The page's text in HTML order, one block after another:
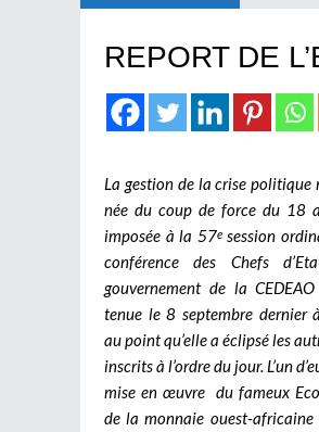
REPORT DE
La gestion de la crise politique
née du coup de force du 18
imposée à la 57esession
conférence des Chefs
gouvernement de la CEDEAO
tenue le 8 septembre dernier
au point qu’elle a éclipsé les
inscrits à l’ordre du jour. L’un
mise en œuvre du fameux
de la monnaie ouest-africaine